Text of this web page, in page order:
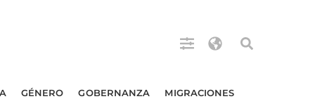
GÉNERO GOBERNANZA MIGRACIONES